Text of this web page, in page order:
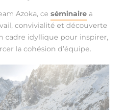
Azoka, ceséminaire a
convivialité et découverte
cadre idyllique pour inspirer,
la cohésion d’équipe.